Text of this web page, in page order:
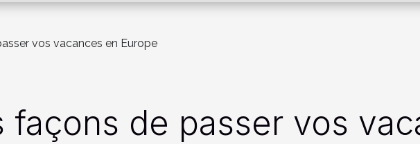
vos vacances en Europe
façons de passer vos